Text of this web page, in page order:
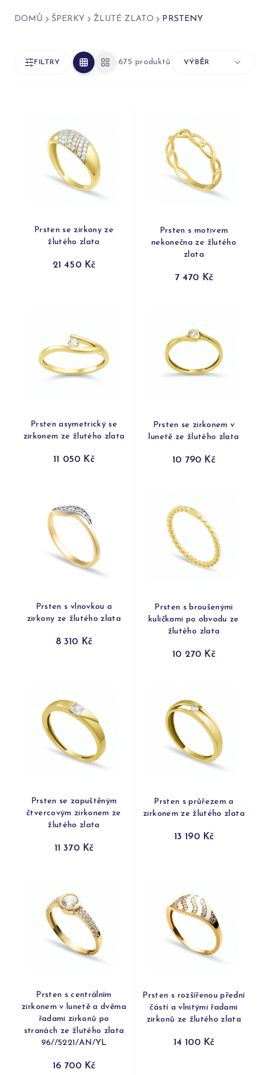
DOMŮ ŠPERKY ŽLUTÉ ZLATO PRSTENY
FILTRY 675 produktů VÝBĚR
Prsten se zirkony ze
žlutého zlata
21 450 Kč
Prsten s motivem
nekonečna ze žlutého
zlata
7 470 Kč
Prsten asymetrický se
zirkonem ze žlutého zlata
11 050 Kč
Prsten se zirkonem v
lunetě ze žlutého zlata
10 790 Kč
Prsten s vlnovkou a
zirkony ze žlutého zlata
8 310 Kč
Prsten s broušenými
kuličkami po obvodu ze
žlutého zlata
10 270 Kč
Prsten se zapuštěným
čtvercovým zirkonem ze
žlutého zlata
11 370 Kč
Prsten s průřezem a
zirkonem ze žlutého zlata
13 190 Kč
Prsten s centrálním
zirkonem v lunetě a dvěma
řadami zirkonů po
stranách ze žlutého zlata
96//5221/AN/YL
16 700 Kč
Prsten s rozšířenou přední
částí a vlnitými řadami
zirkonů ze žlutého zlata
14 100 Kč